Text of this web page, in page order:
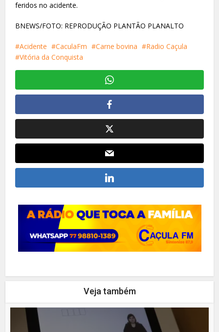
feridos no acidente.
BNEWS/FOTO: REPRODUÇÃO PLANTÃO PLANALTO
Acidente CaculaFm Carne bovina
Radio Caçula
Vitória da Conquista
Veja também